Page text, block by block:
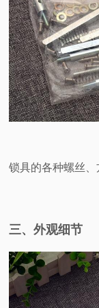
锁具的各种螺丝、
三、外观细节